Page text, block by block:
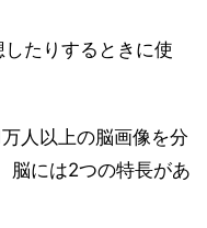
たりするときに使
人以上の脳画像を分
脳には2つの特長があ